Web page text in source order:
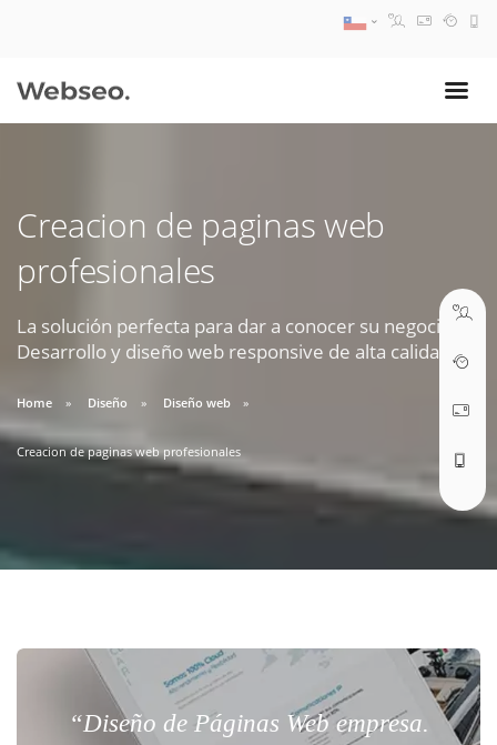
Creacion de paginas web
profesionales
La solución perfecta para dar a conocer su negocio.
Desarrollo y diseño web responsive de alta calidad.
Home Diseño Diseño web
Creacion de paginas web profesionales
“Diseño de Páginas Web empresa.
09:30 AM A 18:30 PM
soporte@webseo.cl